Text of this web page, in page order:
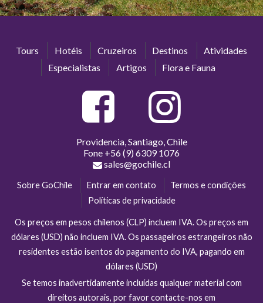
Tours Hotéis Cruzeiros Destinos
Atividades
Especialistas
Artigos Flora e Fauna
Providencia, Santiago, Chile
Fone +56 (9) 6309 1076
sales@gochile.cl
Sobre GoChile Entrar em contato
Termos e condições
Políticas de privacidade
Os preços em pesos chilenos (CLP) incluem IVA. Os preços em
dólares (USD) não incluem IVA. Os passageiros estrangeiros não
residentes estão isentos do pagamento do IVA, pagando em
dólares (USD)
Se temos inadvertidamente incluídas qualquer material com
direitos autorais, por favor contacte-nos em